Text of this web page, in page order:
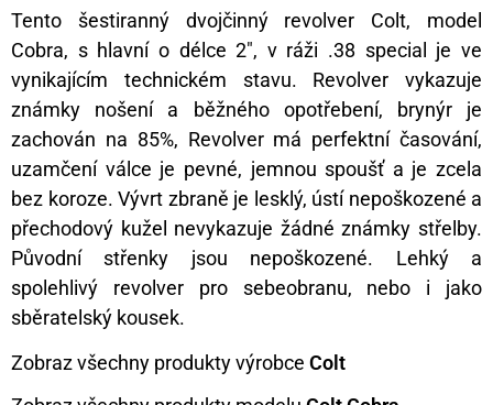
Tento šestiranný dvojčinný revolver Colt, model
Cobra, s hlavní o délce 2″, v ráži .38 special je ve
vynikajícím technickém stavu. Revolver vykazuje
známky nošení a běžného opotřebení, brynýr je
zachován na 85%, Revolver má perfektní časování,
uzamčení válce je pevné, jemnou spoušť a je zcela
bez koroze. Vývrt zbraně je lesklý, ústí nepoškozené a
přechodový kužel nevykazuje žádné známky střelby.
Původní střenky jsou nepoškozené. Lehký a
spolehlivý revolver pro sebeobranu, nebo i jako
sběratelský kousek.
Zobraz všechny produkty výrobce Colt